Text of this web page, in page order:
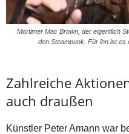
Mortimer Mac Brown, der eigentlich
den Steampunk. Für ihn ist es
Zahlreiche
auch draußen
Künstler Peter Amann war